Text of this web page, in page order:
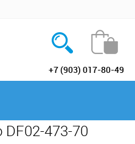
+7 (903) 017-80-49
473-70